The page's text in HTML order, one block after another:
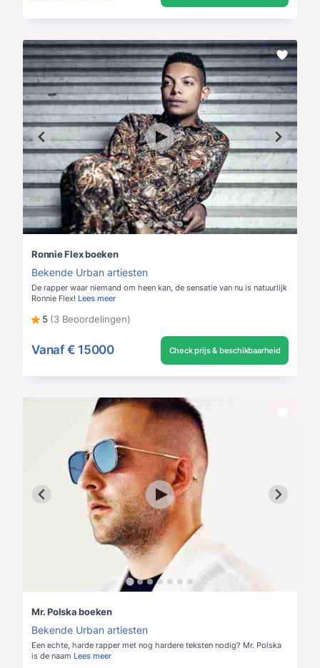
Ronnie Flex boeken
Bekende Urban artiesten
De rapper waar niemand om heen kan, de sensatie van nu is natuurlijk
Ronnie Flex! Lees meer
5 (3 Beoordelingen)
Vanaf € 15000 Check prijs & beschikbaarheid
Mr. Polska boeken
Bekende Urban artiesten
Een echte, harde rapper met nog hardere teksten nodig? Mr. Polska
is de naam Lees meer